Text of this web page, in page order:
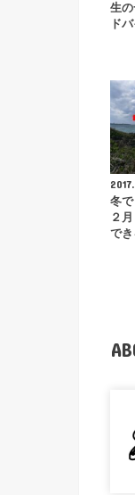
生
ド
冬
２
で